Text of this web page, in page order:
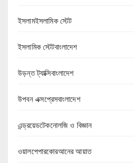
ইসলামইসলামিক স্টেট
ইসলামিক স্টেটবাংলাদেশ
উড়ন্ত ট্যাক্সিবাংলাদেশ
উপবন এক্সপ্রেসবাংলাদেশ
এন্ড্রয়েডটেকনোলজি ও বিজ্ঞান
ওয়ালপেপারকোরআনের আয়াত